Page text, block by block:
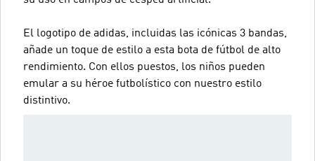
El logotipo de adidas, incluidas las icónicas 3 bandas,
añade un toque de estilo a esta bota de fútbol de alto
rendimiento. Con ellos puestos, los niños pueden
emular a su héroe futbolístico con nuestro estilo
distintivo.